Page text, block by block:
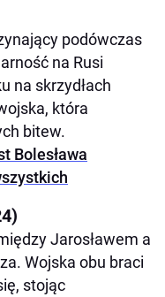
podówczas
na Rusi
na skrzydłach
która
bitew.
Bolesława
Jarosławem a
Wojska obu braci
stojąc